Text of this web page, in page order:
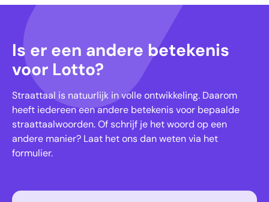
Is er een andere betekenis
voor Lotto?
Straattaal is natuurlijk in volle ontwikkeling. Daarom
heeft iedereen een andere betekenis voor bepaalde
straattaalwoorden. Of schrijf je het woord op een
andere manier? Laat het ons dan weten via het
formulier.